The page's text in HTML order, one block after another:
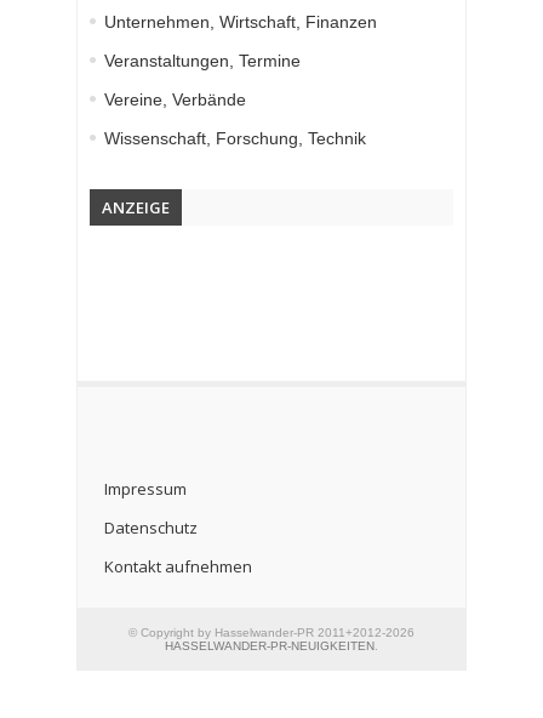
Unternehmen, Wirtschaft, Finanzen
Veranstaltungen, Termine
Vereine, Verbände
Wissenschaft, Forschung, Technik
ANZEIGE
Impressum
Datenschutz
Kontakt aufnehmen
© Copyright by Hasselwander-PR 2011+2012-2026
HASSELWANDER-PR-NEUIGKEITEN.